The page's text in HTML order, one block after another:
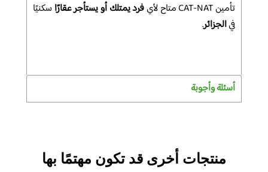
تأمين CAT-NAT متاح لأي
فرد يمتلك أو يستأجر عقارًا سكنيًا
فيالجزائر.
أسئلة وأجوبة
منتجات أخرى قد تكون مهتمًا بها